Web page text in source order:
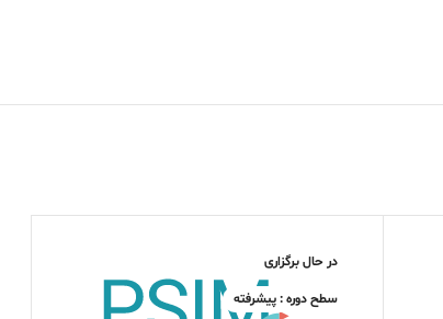
در حال برگزاری
سطح دوره : پیشرفته